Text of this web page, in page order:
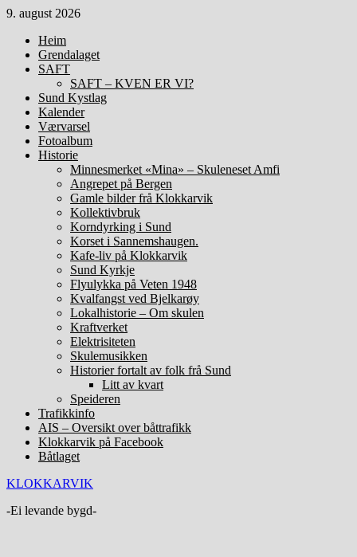
Gå
innhold
9. august 2026
Heim
Grendalaget
SAFT
SAFT – KVEN ER VI?
Sund Kystlag
Kalender
Værvarsel
Fotoalbum
Historie
Minnesmerket «Mina» – Skuleneset Amfi
Angrepet på Bergen
Gamle bilder frå Klokkarvik
Kollektivbruk
Korndyrking i Sund
Korset i Sannemshaugen.
Kafe-liv på Klokkarvik
Sund Kyrkje
Flyulykka på Veten 1948
Kvalfangst ved Bjelkarøy
Lokalhistorie – Om skulen
Kraftverket
Elektrisiteten
Skulemusikken
Historier fortalt av folk frå Sund
Litt av kvart
Speideren
Trafikkinfo
AIS – Oversikt over båttrafikk
Klokkarvik på Facebook
Båtlaget
KLOKKARVIK
-Ei levande bygd-